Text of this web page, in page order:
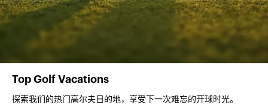
Top Golf Vacations
探索我们的热门高尔夫目的地，享受下一次难忘的开球时光。